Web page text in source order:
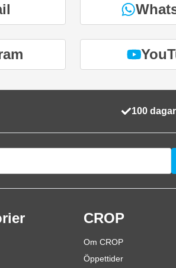
100
CROP
Om CROP
Öppettider